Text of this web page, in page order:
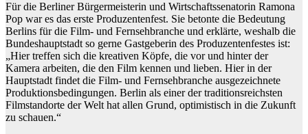
Für die Berliner Bürgermeisterin und Wirtschaftssenatorin Ramona
Pop war es das erste Produzentenfest. Sie betonte die Bedeutung
Berlins für die Film- und Fernsehbranche und erklärte, weshalb die
Bundeshauptstadt so gerne Gastgeberin des Produzentenfestes ist:
„Hier treffen sich die kreativen Köpfe, die vor und hinter der
Kamera arbeiten, die den Film kennen und lieben. Hier in der
Hauptstadt findet die Film- und Fernsehbranche ausgezeichnete
Produktionsbedingungen. Berlin als einer der traditionsreichsten
Filmstandorte der Welt hat allen Grund, optimistisch in die Zukunft
zu schauen.“